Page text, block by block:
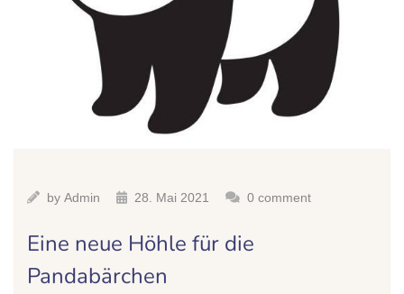
by Admin 28. Mai 2021 0 comment
Eine neue Höhle für die
Pandabärchen